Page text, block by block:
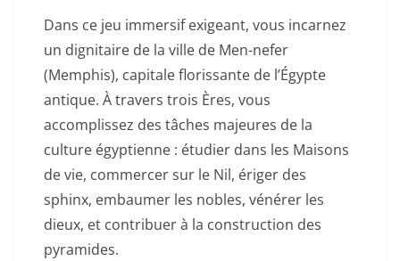
Dans ce jeu immersif exigeant, vous incarnez
un dignitaire de la ville de Men-nefer
(Memphis), capitale florissante de l’Égypte
antique. À travers trois Ères, vous
accomplissez des tâches majeures de la
culture égyptienne : étudier dans les Maisons
de vie, commercer sur le Nil, ériger des
sphinx, embaumer les nobles, vénérer les
dieux, et contribuer à la construction des
pyramides.